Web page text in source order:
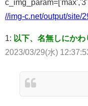
//img-c.net/output/site/
1: 以下、名無しにか
2023/03/29(水)